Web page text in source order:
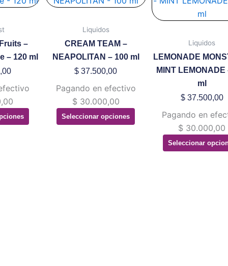
–
– 120 ml
Liquidos
CREAM TEAM –
NEAPOLITAN – 100 ml
$ 37.500,00
Pagando en efectivo
$ 30.000,00
Seleccionar opciones
múltiples
variantes.
Las
opciones
pueden
elegir
en
Liquidos
LEMONADE
MINT LEMONADE
ml
$37.500,00
Pagando en
$ 30.000,00
Seleccionar
tiene
Las
se
en
la
página